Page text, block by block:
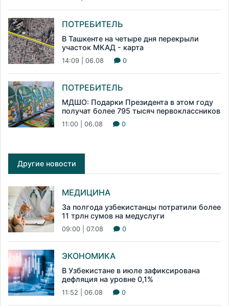
ПОТРЕБИТЕЛЬ
В Ташкенте на четыре дня перекрыли
участок МКАД - карта
14:09 | 06.08 0
ПОТРЕБИТЕЛЬ
МДШО: Подарки Президента в этом году
получат более 795 тысяч первоклассников
11:00 | 06.08 0
Другие новости
МЕДИЦИНА
За полгода узбекистанцы потратили более
11 трлн сумов на медуслуги
09:00 | 07.08 0
ЭКОНОМИКА
В Узбекистане в июле зафиксирована
дефляция на уровне 0,1%
11:52 | 06.08 0